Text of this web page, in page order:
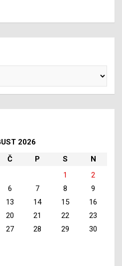
2026
Č P S
N
1
2
6 7 8
9
13 14 15
16
20 21 22
23
27 28 29
30